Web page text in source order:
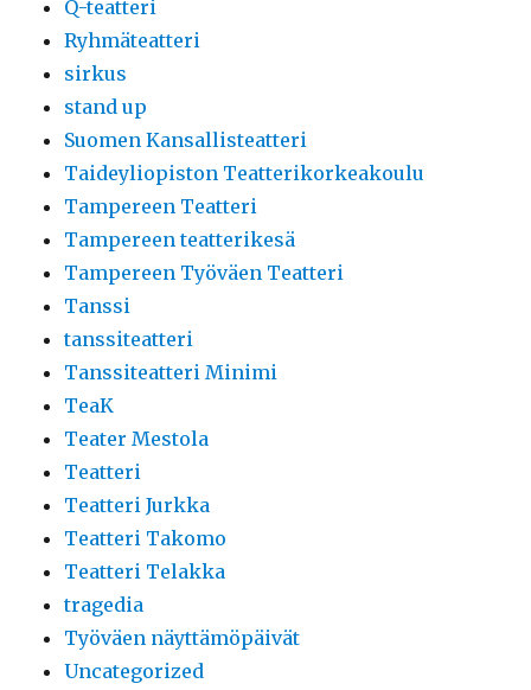
Q-teatteri
Ryhmäteatteri
sirkus
stand up
Suomen Kansallisteatteri
Taideyliopiston Teatterikorkeakoulu
Tampereen Teatteri
Tampereen teatterikesä
Tampereen Työväen Teatteri
Tanssi
tanssiteatteri
Tanssiteatteri Minimi
TeaK
Teater Mestola
Teatteri
Teatteri Jurkka
Teatteri Takomo
Teatteri Telakka
tragedia
Työväen näyttämöpäivät
Uncategorized